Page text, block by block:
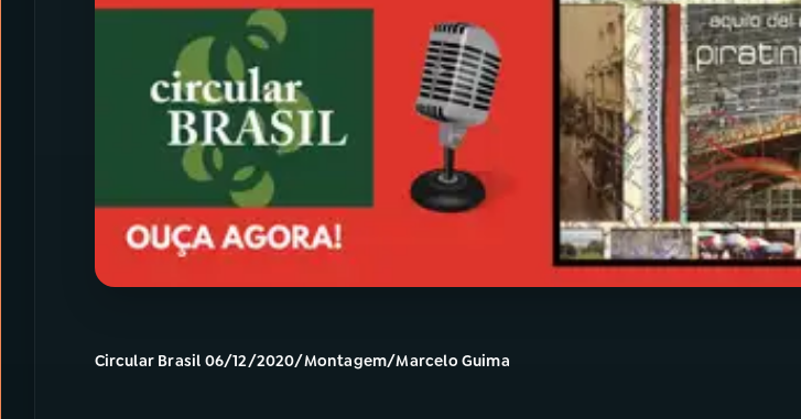
Circular Brasil 06/12/2020/Montagem/Marcelo Guima